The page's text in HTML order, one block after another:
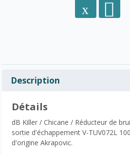
Description
Détails
dB Killer / Chicane / Réducteur de
sortie d'échappement V-TUV072L
d'origine Akrapovic.